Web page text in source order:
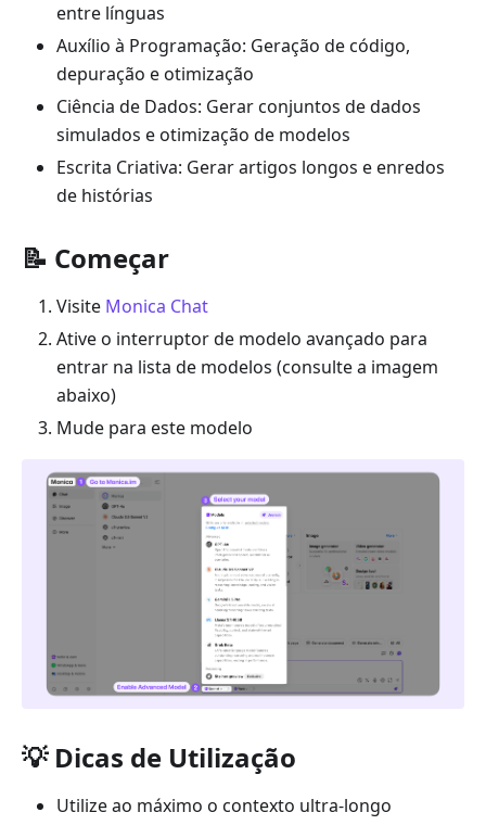
entre línguas
Auxílio à Programação: Geração de código,
depuração e otimização
Ciência de Dados: Gerar conjuntos de dados
simulados e otimização de modelos
Escrita Criativa: Gerar artigos longos e enredos
de histórias
📝 Começar
Visite Monica Chat
Ative o interruptor de modelo avançado para
entrar na lista de modelos (consulte a imagem
abaixo)
Mude para este modelo
💡 Dicas de Utilização
Utilize ao máximo o contexto ultra-longo